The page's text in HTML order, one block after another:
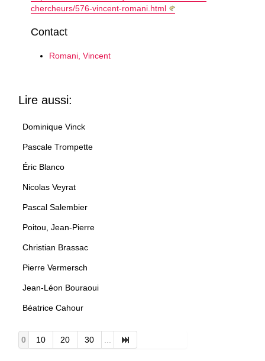
chercheurs/576-vincent-romani.html
Contact
Romani, Vincent
Lire aussi:
Dominique Vinck
Pascale Trompette
Éric Blanco
Nicolas Veyrat
Pascal Salembier
Poitou, Jean-Pierre
Christian Brassac
Pierre Vermersch
Jean-Léon Bouraoui
Béatrice Cahour
0 10 20 30